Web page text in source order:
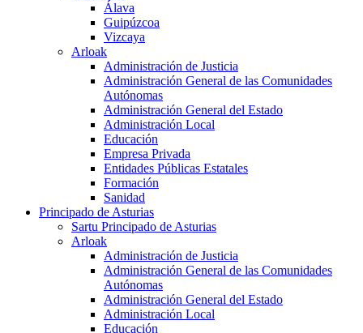
Álava
Guipúzcoa
Vizcaya
Arloak
Administración de Justicia
Administración General de las Comunidades
Autónomas
Administración General del Estado
Administración Local
Educación
Empresa Privada
Entidades Públicas Estatales
Formación
Sanidad
Principado de Asturias
Sartu Principado de Asturias
Arloak
Administración de Justicia
Administración General de las Comunidades
Autónomas
Administración General del Estado
Administración Local
Educación